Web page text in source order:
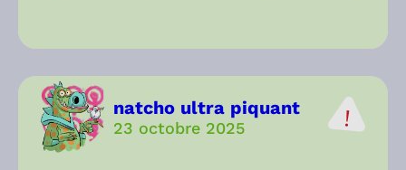
natcho ultra piquant
23 octobre 2025